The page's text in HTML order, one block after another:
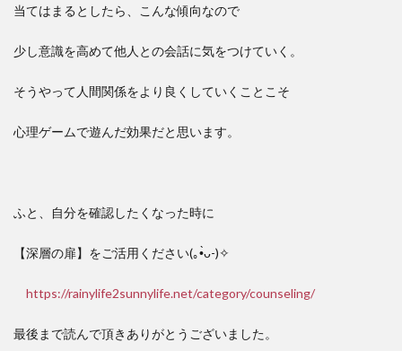
当てはまるとしたら、こんな傾向なので
少し意識を高めて他人との会話に気をつけていく。
そうやって人間関係をより良くしていくことこそ
心理ゲームで遊んだ効果だと思います。
ふと、自分を確認したくなった時に
【深層の扉】をご活用ください(｡•̀ᴗ-)✧
https://rainylife2sunnylife.net/category/counseling/
最後まで読んで頂きありがとうございました。